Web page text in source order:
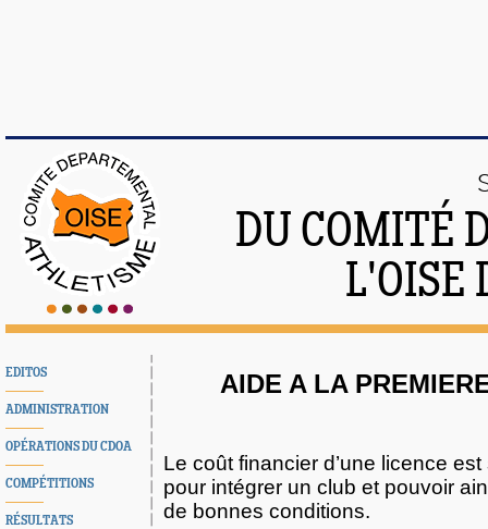
DU COMITÉ
L'OISE
EDITOS
ADMINISTRATION
OPÉRATIONS DU CDOA
COMPÉTITIONS
RÉSULTATS
AIDE A LA
Le coût financier d’une licence
pour intégrer un club et pouvoir
de bonnes conditions.